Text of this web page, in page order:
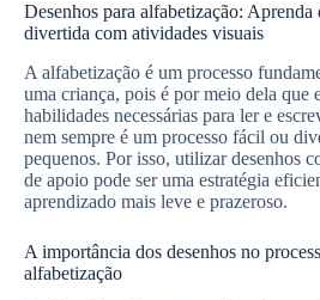
Desenhos para alfabetização: Aprenda
divertida com atividades visuais
A alfabetização é um processo
uma criança, pois é por meio dela que
habilidades necessárias para ler e
nem sempre é um processo fácil ou
pequenos. Por isso, utilizar desenhos
de apoio pode ser uma estratégia
aprendizado mais leve e prazeroso.
A importância dos desenhos no
alfabetização